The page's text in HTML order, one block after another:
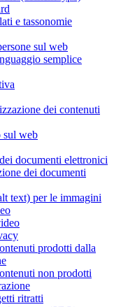
e tassonomie
sul web
semplice
dei contenuti
sul web
documenti elettronici
dei documenti
text) per le immagini
prodotti dalla
non prodotti
ritratti